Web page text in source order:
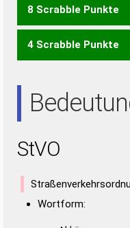
8 Scrabble Punkte
TSV TVS
4 Scrabble Punkte
StVO
Wortform: